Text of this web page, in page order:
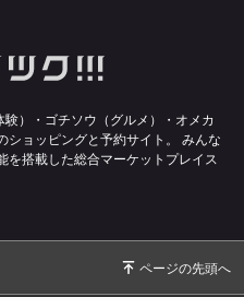
📨
📨
📨
知らせ
）・ゴチソウ（グルメ）・オメカ
ョッピングと予約サイト。
みんな
を搭載した総合マーケットプレイス